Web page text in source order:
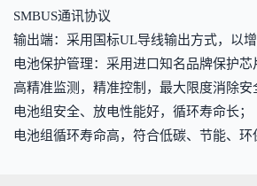
SMBUS通讯协议
输出端：采用国标UL导线输出方式，以增
电池保护管理：采用进口知名品牌保护芯
高精准监测，精准控制，最大限度消除安
电池组安全、放电性能好，循环寿命长；
电池组循环寿命高，符合低碳、节能、环